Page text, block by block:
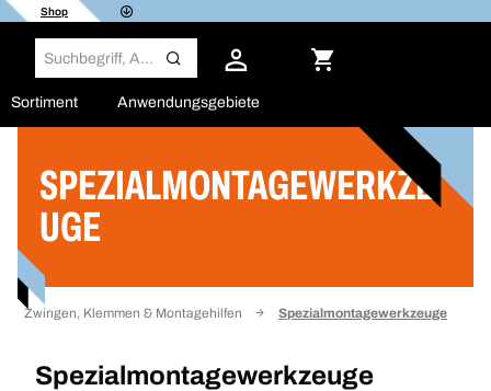
Shop
Sortiment Anwendungsgebiete
SPEZIALMONTAGEWERKZE
UGE
Zwingen, Klemmen & Montagehilfen Spezialmontagewerkzeuge
Spezialmontagewerkzeuge
Filter